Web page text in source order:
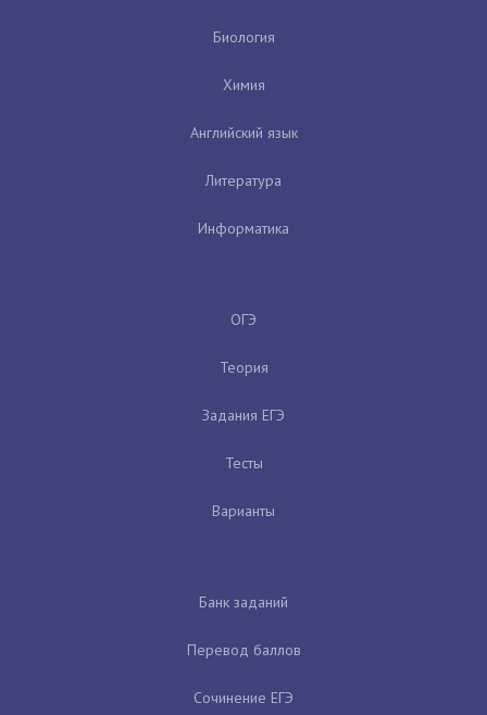
Биология
Химия
Английский язык
Литература
Информатика
ОГЭ
Теория
Задания ЕГЭ
Тесты
Варианты
Банк заданий
Перевод баллов
Сочинение ЕГЭ